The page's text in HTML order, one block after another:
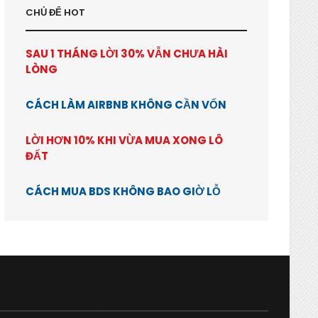
CHỦ ĐỂ HOT
SAU 1 THÁNG LỜI 30% VẪN CHƯA HÀI
LÒNG
CÁCH LÀM AIRBNB KHÔNG CẦN VỐN
LỜI HƠN 10% KHI VỪA MUA XONG LÔ
ĐẤT
CÁCH MUA BDS KHÔNG BAO GIỜ LỖ